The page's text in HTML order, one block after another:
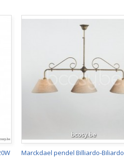
Marckdael pendel Billiardo-Biliardo